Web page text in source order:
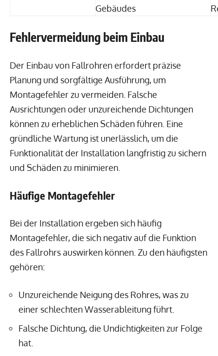
Gebäudes
Fehlervermeidung beim Einbau
Der Einbau von Fallrohren erfordert präzise
Planung und sorgfältige Ausführung, um
Montagefehler zu vermeiden. Falsche
Ausrichtungen oder unzureichende Dichtungen
können zu erheblichen Schäden führen. Eine
gründliche Wartung ist unerlässlich, um die
Funktionalität der Installation langfristig zu sichern
und Schäden zu minimieren.
Häufige Montagefehler
Bei der Installation ergeben sich häufig
Montagefehler, die sich negativ auf die Funktion
des Fallrohrs auswirken können. Zu den häufigsten
gehören:
Unzureichende Neigung des Rohres, was zu
einer schlechten Wasserableitung führt.
Falsche Dichtung, die Undichtigkeiten zur Folge
hat.